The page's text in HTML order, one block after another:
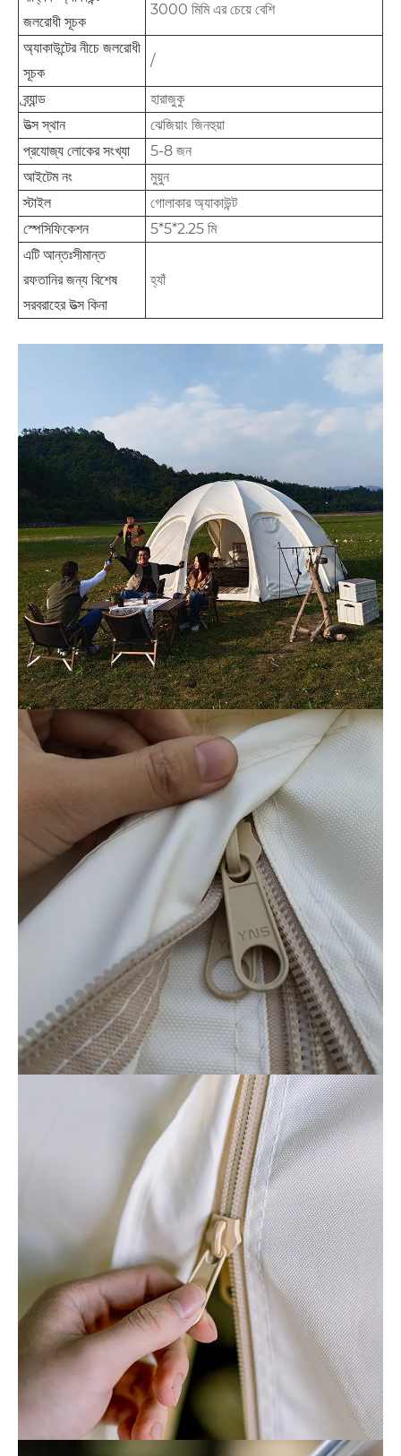
জলরোধী সূচক
3000 মিমি এর চেয়ে বেশি
অ্যাকাউন্টের নীচে জলরোধী
সূচক
/
ব্র্যান্ড
হারাজুকু
উত্স স্থান
ঝেজিয়াং জিনহুয়া
প্রযোজ্য লোকের সংখ্যা
5-8 জন
আইটেম নং
মুয়ুন
স্টাইল
গোলাকার অ্যাকাউন্ট
স্পেসিফিকেশন
5*5*2.25 মি
এটি আন্তঃসীমান্ত
রফতানির জন্য বিশেষ
সরবরাহের উত্স কিনা
হ্যাঁ